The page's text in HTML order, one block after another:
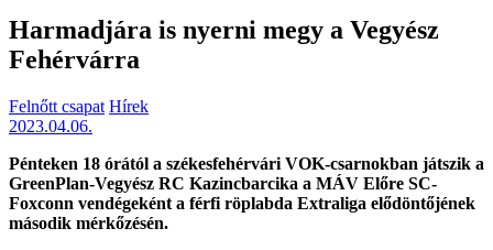
Harmadjára is nyerni megy a Vegyész
Fehérvárra
Felnőtt csapat Hírek
2023.04.06.
Pénteken 18 órától a székesfehérvári VOK-csarnokban játszik a
GreenPlan-Vegyész RC Kazincbarcika a MÁV Előre SC-
Foxconn vendégeként a férfi röplabda Extraliga elődöntőjének
második mérkőzésén.